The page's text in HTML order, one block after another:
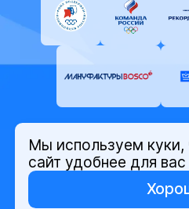
© Олимпийский
2026
Политика защиты
Мы используем куки,
сайт удобнее для вас